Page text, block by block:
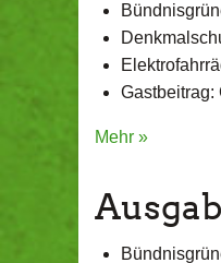
Gastbeitrag:
Mehr »